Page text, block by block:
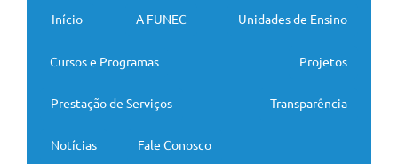
Início A FUNEC Unidades de Ensino
Cursos e Programas Projetos
Prestação de Serviços Transparência
Notícias Fale Conosco